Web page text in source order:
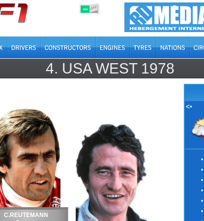
ON OFF
4. USA WEST 1978
C.REUTEMANN
<•
•
•
•
•
•
•